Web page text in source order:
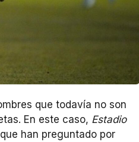
que todavía no son
En este caso, Estadio
han preguntado por